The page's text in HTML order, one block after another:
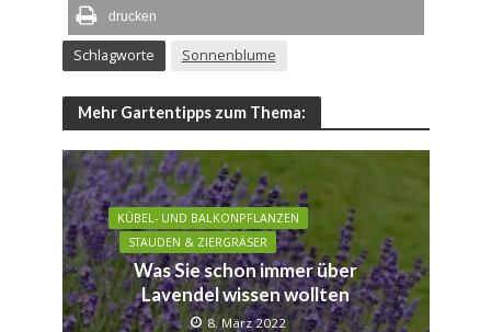
drucken
Schlagworte Sonnenblume
Mehr Gartentipps zum Thema:
KÜBEL- UND BALKONPFLANZEN
STAUDEN & ZIERGRÄSER
Was Sie schon immer über
Lavendel wissen wollten
8. März 2022